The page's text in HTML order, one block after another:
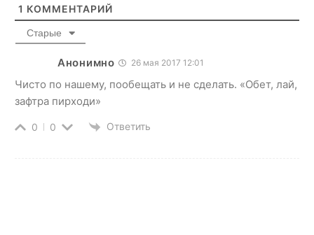
1 КОММЕНТАРИЙ
Старые
Анонимно 26 мая 2017 12:01
Чисто по нашему, пообещать и не сделать. «Обет, лай,
зафтра пирходи»
0 0 Ответить